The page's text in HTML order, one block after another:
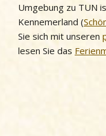
Umgebung zu TUN
Kennemerland (
Sie sich mit unseren
lesen Sie das